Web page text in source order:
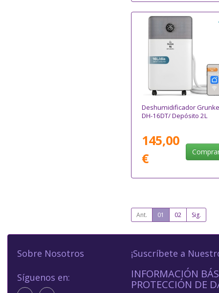
Deshumidificador
DH-16DT/ Depósito 2L
145,00
€
Ant. 01 02 Sig.
Sobre Nosotros
Síguenos en:
¡Suscríbete a
INFORMACIÓN
PROTECCIÓN DE